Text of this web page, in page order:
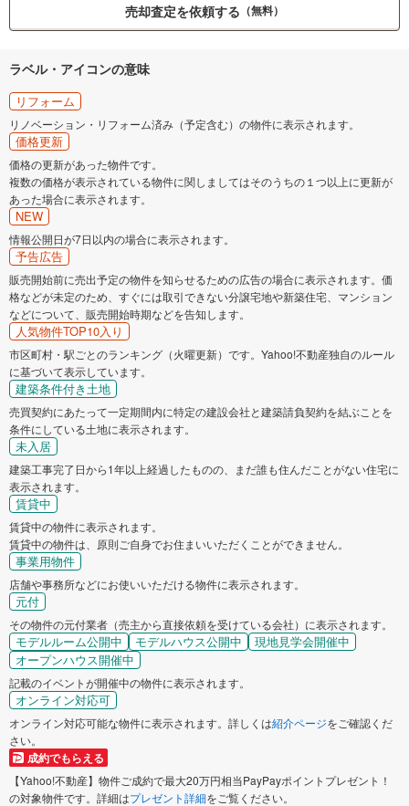
売却査定を依頼する （無料）
ラベル・アイコンの意味
リフォーム
リノベーション・リフォーム済み（予定含む）の物件に表示されます。
価格更新
価格の更新があった物件です。
複数の価格が表示されている物件に関しましてはそのうちの１つ以上に更新が
あった場合に表示されます。
NEW
情報公開日が7日以内の場合に表示されます。
予告広告
販売開始前に売出予定の物件を知らせるための広告の場合に表示されます。価
格などが未定のため、すぐには取引できない分譲宅地や新築住宅、マンション
などについて、販売開始時期などを告知します。
人気物件TOP10入り
市区町村・駅ごとのランキング（火曜更新）です。Yahoo!不動産独自のルール
に基づいて表示しています。
建築条件付き土地
売買契約にあたって一定期間内に特定の建設会社と建築請負契約を結ぶことを
条件にしている土地に表示されます。
未入居
建築工事完了日から1年以上経過したものの、まだ誰も住んだことがない住宅に
表示されます。
賃貸中
賃貸中の物件に表示されます。
賃貸中の物件は、原則ご自身でお住まいいただくことができません。
事業用物件
店舗や事務所などにお使いいただける物件に表示されます。
元付
その物件の元付業者（売主から直接依頼を受けている会社）に表示されます。
モデルルーム公開中 モデルハウス公開中
現地見学会開催中
オープンハウス開催中
記載のイベントが開催中の物件に表示されます。
オンライン対応可
オンライン対応可能な物件に表示されます。詳しくは紹介ページをご確認くだ
さい。
成約でもらえる
【Yahoo!不動産】物件ご成約で最大20万円相当PayPayポイントプレゼント！
の対象物件です。詳細はプレゼント詳細をご覧ください。